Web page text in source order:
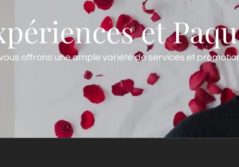
et
offrons une ample variété de services et